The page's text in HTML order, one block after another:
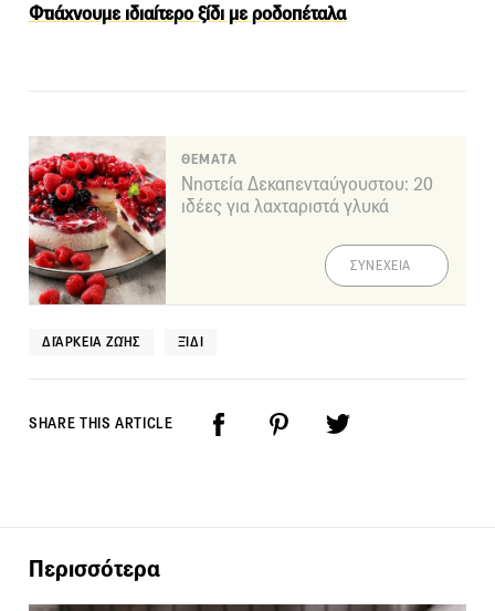
Φτιάχνουμε ιδιαίτερο ξίδι με ροδοπέταλα
ΘΕΜΑΤΑ
Νηστεία Δεκαπενταύγουστου: 20
ιδέες για λαχταριστά γλυκά
ΣΥΝΕΧΕΙΑ
ΔΙΆΡΚΕΙΑ ΖΩΉΣ ΞΊΔΙ
SHARE THIS ARTICLE
Περισσότερα